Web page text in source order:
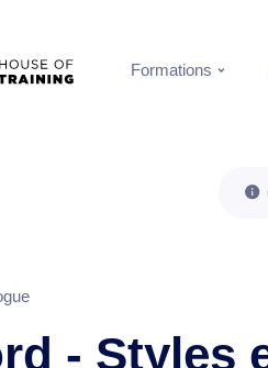
Formations
- Styles